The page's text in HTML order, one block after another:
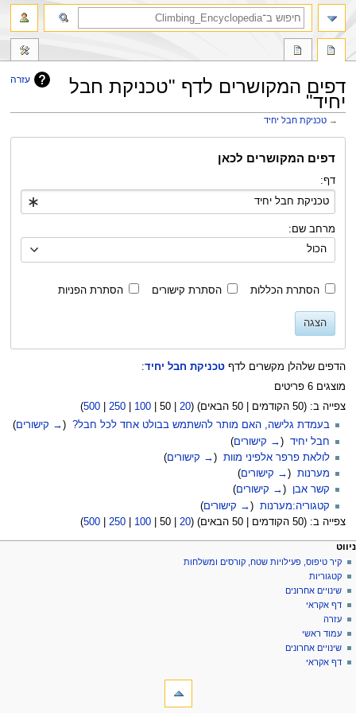
עזרה דפים המקושרים לדף "טכניקת חבל
יחיד"
→טכניקת חבל יחיד
לניווט
לחיפוש
דפים המקושרים לכאן
דף:
מרחב שם:
הכול
הסתרת הכללות הסתרת קישורים הסתרת הפניות
הצגה
הדפים שלהלן מקשרים לדף טכניקת חבל יחיד:
מוצגים 6 פריטים
צפייה ב: (50 הקודמים 50 הבאים ) (
20
|
50
|
100
250
|
500
)
בעמדת גלישה, האם מותר להשתמש בבולט אחד לכל חבל? ( → קישורים)
חבל יחיד (→ קישורים)
לולאת פרפר אלפיני מוות (→ קישורים)
מערנות ( → קישורים)
קשר אבן
( → קישורים)
קטגוריה:מערנות (→ קישורים)
צפייה ב: (50 הקודמים 50 הבאים ) (
20
|
50
|
100
250
|
500
)
תפריט
ניווט
פעולות דף
דף
שיחה
קריאה
הצגת
מקור
היסטוריה
כלים אישיים
כניסה
לחשבון
בקשת
חשבון
ניווט
קיר טיפוס, פעילויות שטח, קורסים ומשלחות
קטגוריות
שינויים אחרונים
דף אקראי
עזרה
עמוד ראשי
שינויים אחרונים
דף אקראי
חיפוש